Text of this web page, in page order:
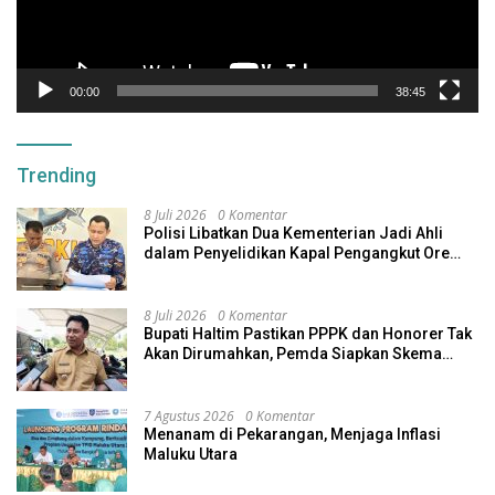
00:00 38:45
Trending
8 Juli 2026 0 Komentar
Polisi Libatkan Dua Kementerian Jadi Ahli
dalam Penyelidikan Kapal Pengangkut Ore
8 Juli 2026 0 Komentar
Bupati Haltim Pastikan PPPK dan Honorer Tak
Akan Dirumahkan, Pemda Siapkan Skema
7 Agustus 2026 0 Komentar
Menanam di Pekarangan, Menjaga Inflasi
Maluku Utara